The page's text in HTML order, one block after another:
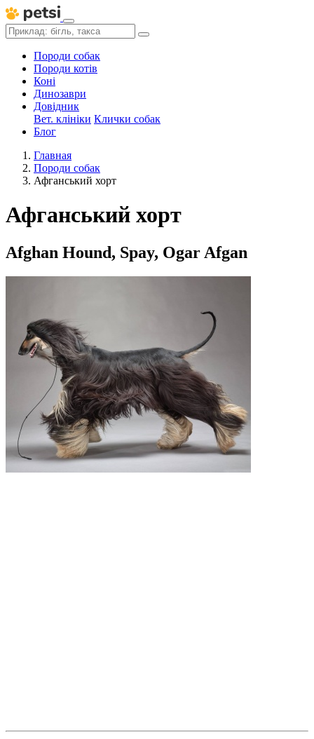
Породи собак
Породи котів
Коні
Динозаври
Довідник
Вет. клініки Клички собак
Блог
Главная
Породи собак
Афганський хорт
Афганський хорт
Afghan Hound, Spay, Ogar Afgan